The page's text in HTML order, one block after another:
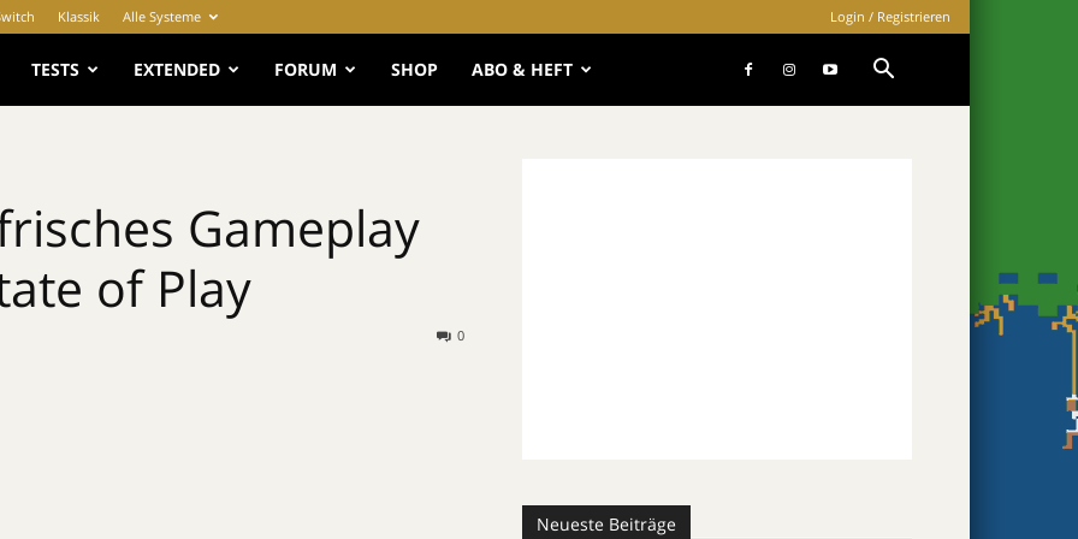
Klassik Alle Systeme Login / Registrieren
TESTS EXTENDED FORUM SHOP ABO & HEFT
Gameplay
of Play
0
Neueste Beiträge